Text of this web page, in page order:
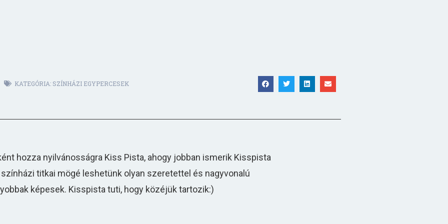
KATEGÓRIA: SZÍNHÁZI EGYPERCESEK
hozza nyilvánosságra Kiss Pista, ahogy jobban ismerik Kisspista
titkai mögé leshetünk olyan szeretettel és nagyvonalú
képesek. Kisspista tuti, hogy közéjük tartozik:)